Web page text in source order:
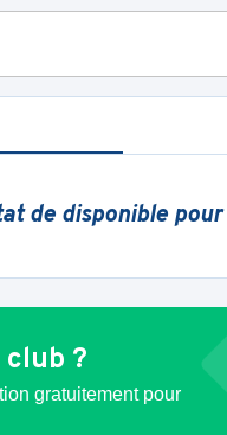
de disponible
club ?
gratuitement pour